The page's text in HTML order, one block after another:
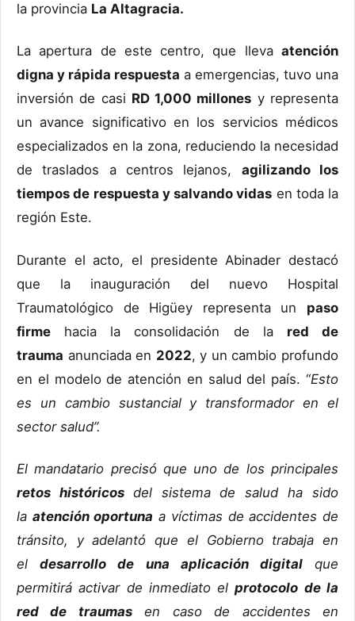
la provincia La Altagracia.
La apertura de este centro, que lleva atención
digna y rápida respuesta a emergencias, tuvo una
inversión de casi RD 1,000 millones y representa
un avance significativo en los servicios médicos
especializados en la zona, reduciendo la necesidad
de traslados a centros lejanos, agilizando los
tiempos de respuesta y salvando vidas en toda la
región Este.
Durante el acto, el presidente Abinader destacó
que la inauguración del nuevo Hospital
Traumatológico de Higüey representa un paso
firme hacia la consolidación de la red de
trauma anunciada en 2022, y un cambio profundo
en el modelo de atención en salud del país. “Esto
es un cambio sustancial y transformador en el
sector salud”.
El mandatario precisó que uno de los principales
retos históricos del sistema de salud ha sido
la atención oportuna a víctimas de accidentes de
tránsito, y adelantó que el Gobierno trabaja en
eldesarrollo de una aplicación digitalque
permitirá activar de inmediato elprotocolo de la
red de traumasen caso de accidentes en